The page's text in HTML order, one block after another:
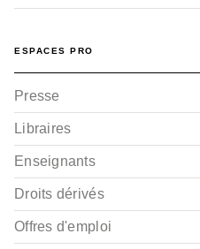
ESPACES PRO
Presse
Libraires
Enseignants
Droits dérivés
Offres d'emploi